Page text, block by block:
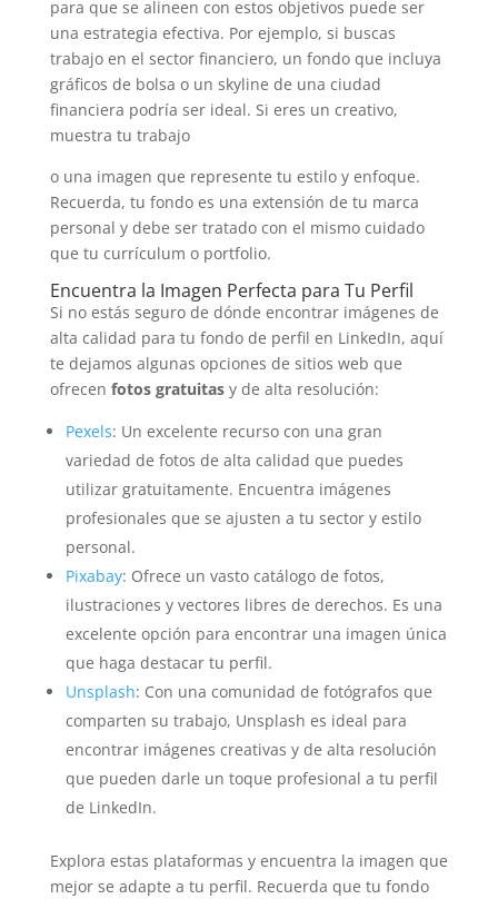
para que se alineen con estos objetivos puede ser
una estrategia efectiva. Por ejemplo, si buscas
trabajo en el sector financiero, un fondo que incluya
gráficos de bolsa o un skyline de una ciudad
financiera podría ser ideal. Si eres un creativo,
muestra tu trabajo
o una imagen que represente tu estilo y enfoque.
Recuerda, tu fondo es una extensión de tu marca
personal y debe ser tratado con el mismo cuidado
que tu currículum o portfolio.
Encuentra la Imagen Perfecta para Tu Perfil
Si no estás seguro de dónde encontrar imágenes de
alta calidad para tu fondo de perfil en LinkedIn, aquí
te dejamos algunas opciones de sitios web que
ofrecen fotos gratuitasy de alta resolución:
Pexels: Un excelente recurso con una gran
variedad de fotos de alta calidad que puedes
utilizar gratuitamente. Encuentra imágenes
profesionales que se ajusten a tu sector y estilo
personal.
Pixabay: Ofrece un vasto catálogo de fotos,
ilustraciones y vectores libres de derechos. Es una
excelente opción para encontrar una imagen única
que haga destacar tu perfil.
Unsplash: Con una comunidad de fotógrafos que
comparten su trabajo, Unsplash es ideal para
encontrar imágenes creativas y de alta resolución
que pueden darle un toque profesional a tu perfil
de LinkedIn.
Explora estas plataformas y encuentra la imagen que
mejor se adapte a tu perfil. Recuerda que tu fondo